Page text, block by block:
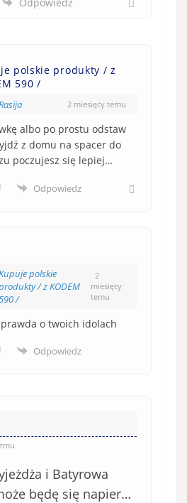
polskie produkty / z
590 /
2 miesięcy temu
albo po prostu odstaw
z domu na spacer do
poczujesz się lepiej…
Odpowiedz
polskie
/ z KODEM
/
2
miesięcy
temu
prawda o twoich idolach
Odpowiedz
i Batyrowa
będę się napier…